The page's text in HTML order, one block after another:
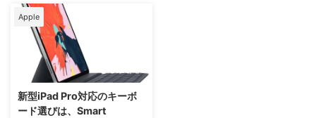
Apple
新型iPad Pro対応のキーボ
ード選びは、Smart